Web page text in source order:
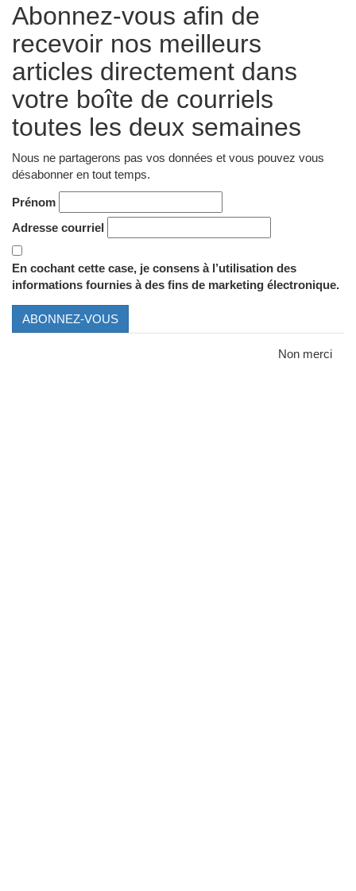
Abonnez-vous afin de
recevoir nos meilleurs
articles directement dans
votre boîte de courriels
toutes les deux semaines
Nous ne partagerons pas vos données et vous pouvez vous
désabonner en tout temps.
Prénom
Adresse courriel
En cochant cette case, je consens à l’utilisation des
informations fournies à des fins de marketing électronique.
ABONNEZ-VOUS
Non merci